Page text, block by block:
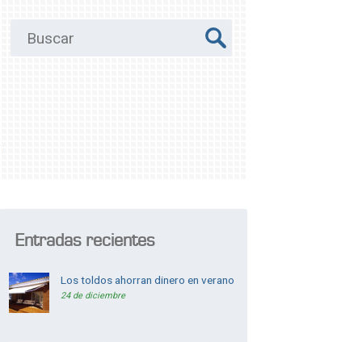
Entradas recientes
Los toldos ahorran dinero en verano
24 de diciembre